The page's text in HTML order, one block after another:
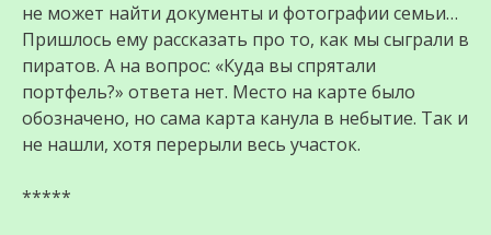
не может найти документы и фотографии семьи…
Пришлось ему рассказать про то, как мы сыграли в
пиратов. А на вопрос: «Куда вы спрятали
портфель?» ответа нет. Место на карте было
обозначено, но сама карта канула в небытие. Так и
не нашли, хотя перерыли весь участок.
*****